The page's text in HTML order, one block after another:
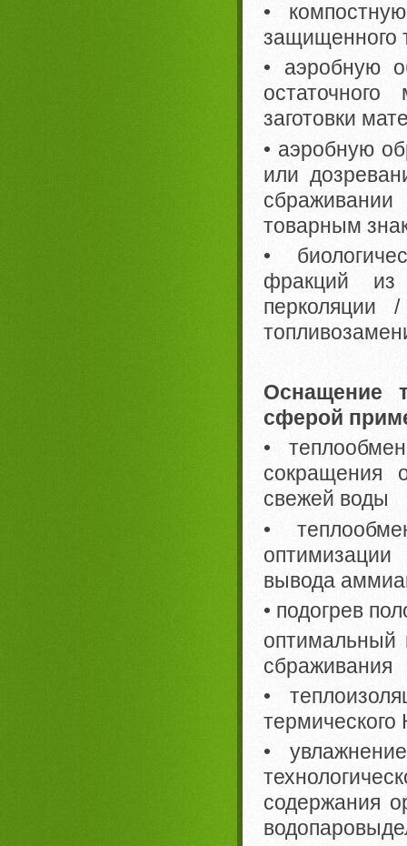
•
защищенного
• аэробную
заготовки
• аэробную
или
товарным
•
фракций из
перколяции
Оснащение
сферой
•
сокращения
свежей воды
•
вывода
• подогрев
оптимальный
сбраживания
•
•
содержания